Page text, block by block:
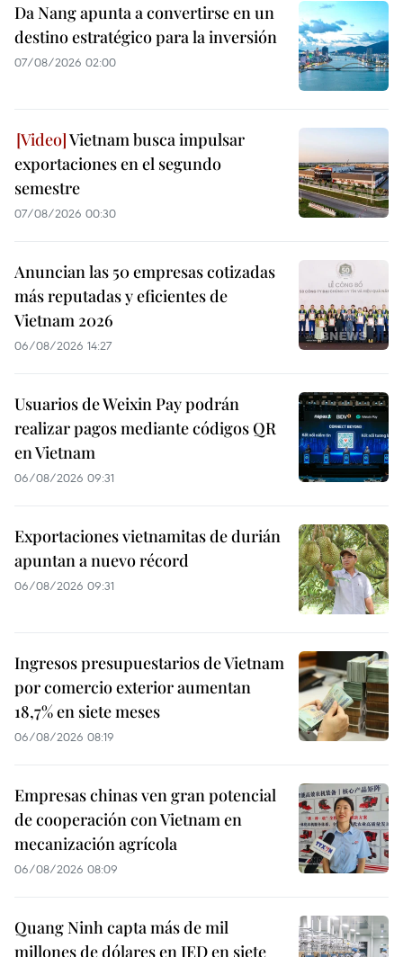
Da Nang apunta a convertirse en un
destino estratégico para la inversión
07/08/2026 02:00
Vietnam busca impulsar
exportaciones en el segundo
semestre
07/08/2026 00:30
Anuncian las 50 empresas cotizadas
más reputadas y eficientes de
Vietnam 2026
06/08/2026 14:27
Usuarios de Weixin Pay podrán
realizar pagos mediante códigos QR
en Vietnam
06/08/2026 09:31
Exportaciones vietnamitas de durián
apuntan a nuevo récord
06/08/2026 09:31
Ingresos presupuestarios de Vietnam
por comercio exterior aumentan
18,7% en siete meses
06/08/2026 08:19
Empresas chinas ven gran potencial
de cooperación con Vietnam en
mecanización agrícola
06/08/2026 08:09
Quang Ninh capta más de mil
millones de dólares en IED en siete